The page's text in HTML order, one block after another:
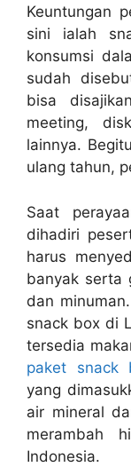
Keuntungan
sini ialah
konsumsi
sudah
bisa
meeting,
lainnya.
ulang tahun,
Saat
dihadiri
harus
banyak serta
dan
snack box di
tersedia
paket snack
yang
air mineral
merambah
Indonesia.